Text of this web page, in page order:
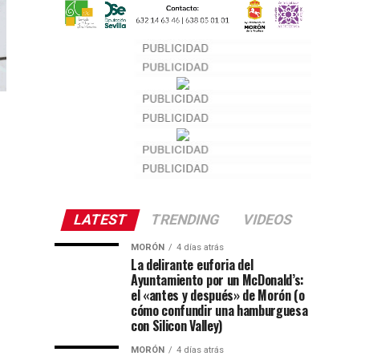
LATEST TRENDING VIDEOS
MORÓN 4 días atrás
La delirante euforia del
Ayuntamiento por un McDonald’s:
el «antes y después» de Morón (o
cómo confundir una hamburguesa
con Silicon Valley)
MORÓN 4 días atrás